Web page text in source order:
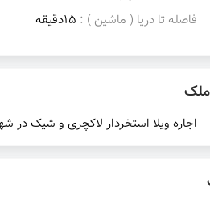
فاصله تا دریا ( ماشین ) : 15دقیقه
ملک
اجاره ویلا استخردار لاکچری و شیک در